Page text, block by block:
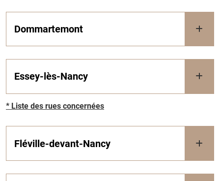
Dommartemont
Essey-lès-Nancy
* Liste des rues concernées
Fléville-devant-Nancy